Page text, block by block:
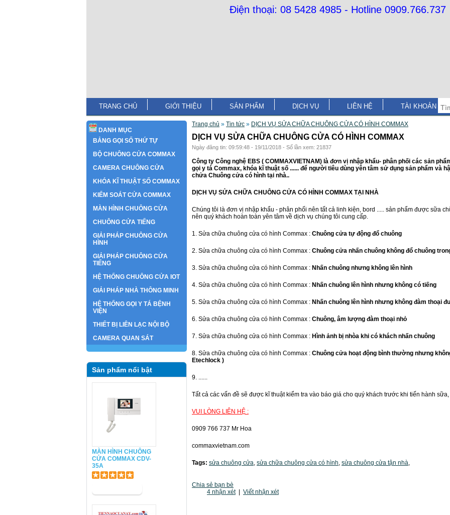
Điện thoại: 08 5428 4985 - Hotline 0909.766.737
TRANG CHỦ GIỚI THIỆU SẢN PHẨM DỊCH VỤ LIÊN HỆ TÀI KHOẢN
DANH MỤC
BẢNG GỌI SỐ THỨ TỰ
BỘ CHUÔNG CỬA COMMAX
CAMERA CHUÔNG CỬA
KHÓA KĨ THUẬT SỐ COMMAX
KIỂM SOÁT CỬA COMMAX
MÀN HÌNH CHUÔNG CỬA
CHUÔNG CỬA TIẾNG
GIẢI PHÁP CHUÔNG CỬA
HÌNH
GIẢI PHÁP CHUÔNG CỬA
TIẾNG
HỆ THỐNG CHUÔNG CỬA IOT
GIẢI PHÁP NHÀ THÔNG MINH
HỆ THỐNG GỌI Y TÁ BỆNH
VIỆN
THIẾT BỊ LIÊN LẠC NỘI BỘ
CAMERA QUAN SÁT
Sản phẩm nổi bật
MÀN HÌNH CHUÔNG
CỬA COMMAX CDV-
35A
Trang chủ » Tin tức » DỊCH VỤ SỬA CHỮA CHUÔNG CỬA CÓ HÌNH COMMAX
DỊCH VỤ SỬA CHỮA CHUÔNG CỬA CÓ HÌNH COMMAX
Ngày đăng tin: 09:59:48 - 19/11/2018 - Số lần xem: 21837
Công ty Công nghệ EBS ( COMMAXVIETNAM) là đơn vị nhập khẩu- phân phối các sản
gọi y tá Commax, khóa kĩ thuật số ...... để người tiêu dùng yên tâm sử dụng sản phẩm và
chửa Chuông cửa có hình tại nhà..
DỊCH VỤ SỬA CHỮA CHUÔNG CỬA CÓ HÌNH COMMAX TẠI NHÀ
Chúng tôi là đơn vị nhập khẩu - phân phối nên tất cả linh kiện, bord ..... sản phẩm được sữa
nên quý khách hoàn toàn yên tâm về dịch vụ chúng tôi cung cấp.
1. Sửa chữa chuông cửa có hình Commax : Chuông cửa tự động đổ chuông
2. Sửa chữa chuông cửa có hình Commax : Chuông cửa nhấn chuông không đổ chuông
3. Sửa chữa chuông cửa có hình Commax : Nhấn chuông nhưng không lên hình
4. Sửa chữa chuông cửa có hình Commax : Nhấn chuông lên hình nhưng không có tiếng
5. Sửa chữa chuông cửa có hình Commax : Nhấn chuông lên hình nhưng không đàm thoại
6. Sửa chữa chuông cửa có hình Commax : Chuông, âm lượng đàm thoại nhỏ
7. Sửa chữa chuông cửa có hình Commax : Hình ảnh bị nhòa khi có khách nhấn chuông
8. Sửa chữa chuông cửa có hình Commax : Chuông cửa hoạt động bình thường nhưng
Etechlock )
9. ......
Tất cả các vấn đề sẽ được kĩ thuật kiểm tra vào báo giá cho quý khách trước khi tiến hành
VUI LÒNG LIÊN HỆ :
0909 766 737 Mr Hoa
commaxvietnam.com
Tags: sửa chuông cửa, sửa chữa chuông cửa có hình, sửa chuông cửa tận nhà,
Chia sẻ bạn bè
4 nhận xét| Viết nhận xét